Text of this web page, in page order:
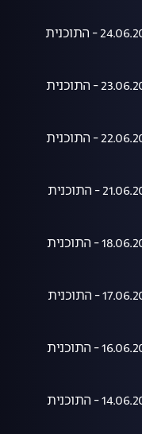
הצינור 24.06.2026 - התוכנית
הצינור 23.06.2026 - התוכנית
הצינור 22.06.2026 - התוכנית
הצינור 21.06.2026 - התוכנית
הצינור 18.06.2026 - התוכנית
הצינור 17.06.2026 - התוכנית
הצינור 16.06.2026 - התוכנית
הצינור 14.06.2026 - התוכנית